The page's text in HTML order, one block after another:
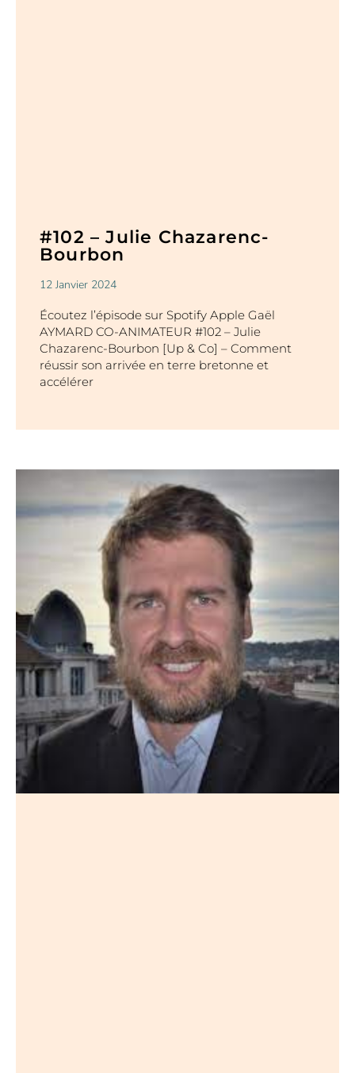
#102 – Julie Chazarenc-
Bourbon
12 Janvier 2024
Écoutez l’épisode sur Spotify Apple Gaël
AYMARD CO-ANIMATEUR #102 – Julie
Chazarenc-Bourbon [Up & Co] – Comment
réussir son arrivée en terre bretonne et
accélérer